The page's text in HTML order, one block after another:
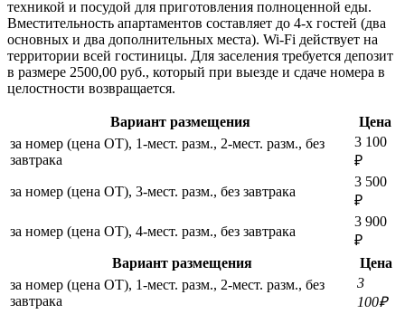
техникой и посудой для приготовления полноценной еды.
Вместительность апартаментов составляет до 4-х гостей (два
основных и два дополнительных места). Wi-Fi действует на
территории всей гостиницы. Для заселения требуется депозит
в размере 2500,00 руб., который при выезде и сдаче номера в
целостности возвращается.
Вариант размещения
Цена
за номер (цена ОТ), 1-мест. разм., 2-мест. разм., без
завтрака
3 100
₽
за номер (цена ОТ), 3-мест. разм., без завтрака
3 500
₽
за номер (цена ОТ), 4-мест. разм., без завтрака
3 900
₽
Вариант размещения
Цена
за номер (цена ОТ), 1-мест. разм., 2-мест. разм., без
завтрака
3
100₽